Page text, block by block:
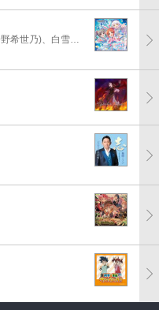
桐生つかさ(CV:河瀬茉希)、木村夏樹(CV:安野希世乃)、白雪千夜(CV:関口理咲)